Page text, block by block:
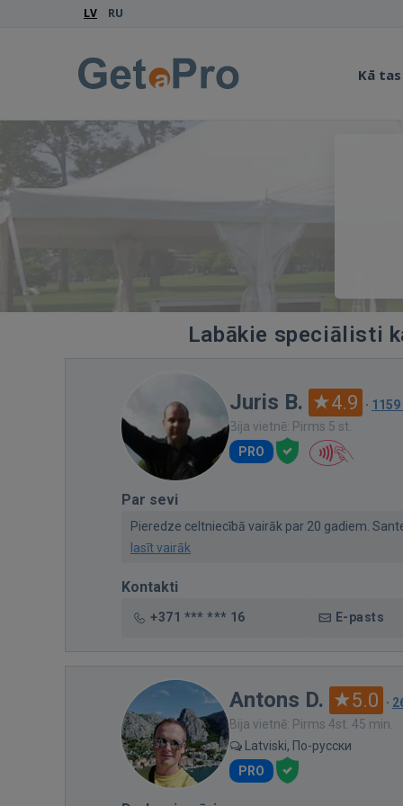
LV RU
Kā
Labākie speciālisti
Juris B. 4.9 ·
Bija vietnē: Pirms 5 st.
PRO
Par sevi
Pieredze celtniecībā vairāk par 20 gadiem.
lasīt vairāk
Kontakti
+371 *** *** 16 E-pasts
Antons D. 5.0 ·
Bija vietnē: Pirms 4st. 45 min.
Latviski, По-русски
PRO